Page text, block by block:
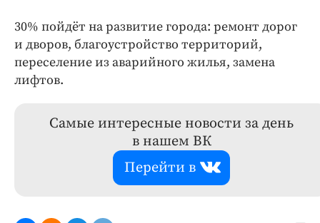
30% пойдёт на развитие города: ремонт дорог
и дворов, благоустройство территорий,
переселение из аварийного жилья, замена
лифтов.
Самые интересные новости за день
в нашем ВК
Перейти в